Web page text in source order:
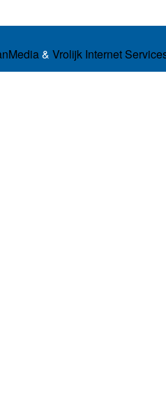
& Vrolijk Internet